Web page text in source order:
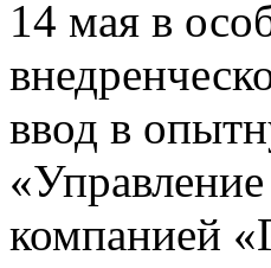
14 мая в
ввод в
компанией